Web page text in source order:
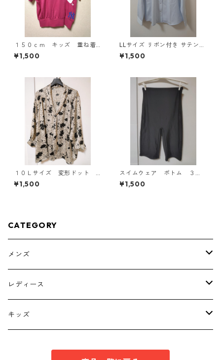
１５０ｃｍ キッズ 重ね着
風ドルマントップス マゼン
タ KAE-4791
¥1,500
LLサイズ リボン付き サテン調
シャツブラウス サックス ◆KI
Y-1301◆
¥1,500
１０Ｌサイズ 変形ドット
花柄 ボウタイブラウス オ
フホワイト KAE-4777
¥1,500
スイムウェア ボトム ３
Ｌ ブラック KAE-4563
¥1,500
CATEGORY
メンズ
トップス
ボトムス
レディース
トップス
キッズ